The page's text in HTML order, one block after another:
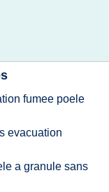
fumee poele
evacuation
a granule sans